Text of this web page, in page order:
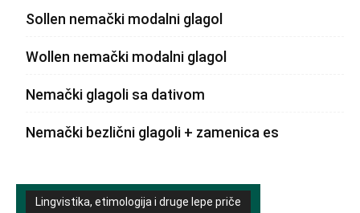
Sollen nemački modalni glagol
Wollen nemački modalni glagol
Nemački glagoli sa dativom
Nemački bezlični glagoli + zamenica es
Lingvistika, etimologija i druge lepe priče